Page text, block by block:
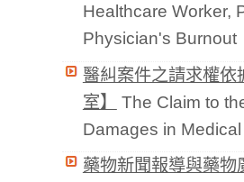
Healthcare Worker,
Physician's Burnout
醫糾案件之請求權依
室】
The Claim to
Damages in
藥物新聞報導與藥物